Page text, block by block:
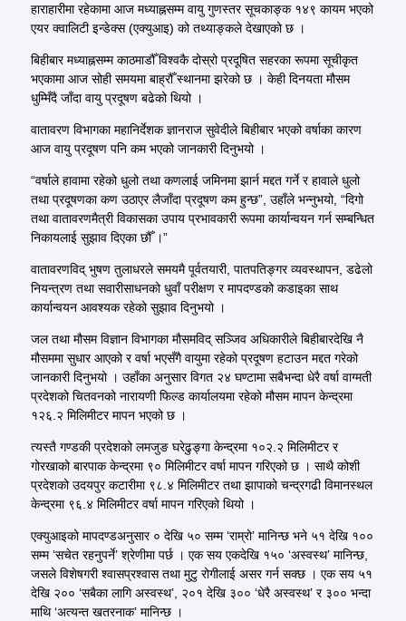
हाराहारीमा रहेकामा आज मध्याह्नसम्म वायु गुणस्तर सूचकाङ्क १४९ कायम भएको
एयर क्वालिटी इन्डेक्स (एक्युआइ) को तथ्याङ्कले देखाएको छ ।
बिहीबार मध्याह्नसम्म काठमाडौँ विश्वकै दोस्रो प्रदूषित सहरका रूपमा सूचीकृत
भएकामा आज सोही समयमा बाह्रौँ स्थानमा झरेको छ । केही दिनयता मौसम
धुम्मिँदै जाँदा वायु प्रदूषण बढेको थियो ।
वातावरण विभागकामहानिर्देशक ज्ञानराजसुवेदीलेबिहीबारभएको वर्षाका कारण
आज वायु प्रदूषण पनि कम भएको जानकारी दिनुभयो ।
“वर्षाले हावामा रहेकोधुलोतथा कणलाई जमिनमा झार्न मद्दत गर्ने र हावालेधुलो
तथा प्रदूषणका कण उठाएरलैजाँदाप्रदूषण कम हुन्छ”, उहाँलेभन्नुभयो, “दिगो
तथावातावरणमैत्रीविकासका उपाय प्रभावकारी रूपमा कार्यान्वयन गर्न सम्बन्धित
निकायलाई सुझाव दिएकाछौँ।”
वातावरणविद् भुषणतुलाधरले समयमैपूर्वतयारी, पातपतिङ्गर व्यवस्थापन, डढेलो
नियन्त्रण तथा सवारीसाधनको धुवाँ परीक्षण र मापदण्डको कडाइका साथ
कार्यान्वयन आवश्यक रहेको सुझाव दिनुभयो ।
जल तथा मौसम विज्ञान विभागका मौसमविद् सञ्जिवअधिकारीलेबिहीबारदेखिनै
मौसममा सुधार आएको र वर्षा भएसँगै वायुमा रहेको प्रदूषण हटाउन मद्दत गरेको
जानकारी दिनुभयो । उहाँकाअनुसार विगत २४ घण्टामा सबैभन्दा धेरै वर्षा वाग्मती
प्रदेशको चितवनको नारायणी फिल्ड कार्यालयमा रहेको मौसम मापन केन्द्रमा
१२६.२ मिलिमीटरमापन भएको छ ।
त्यस्तै गण्डकी प्रदेशको लमजुङ घरेढुङ्गाकेन्द्रमा १०२.२ मिलिमीटरर
गोरखाकोबारपाककेन्द्रमा ९० मिलिमीटरवर्षा मापन गरिएको छ । साथै कोशी
प्रदेशको उदयपुर कटारीमा ९८.४ मिलिमीटरतथा झापाकोचन्द्रगढीविमानस्थल
केन्द्रमा ९६.४ मिलिमीटरवर्षा मापन गरिएको थियो ।
एक्युआइकोमापदण्डअनुसार ० देखि ५० सम्म ‘राम्रो’ मानिन्छ भने ५१ देखि १००
सम्म ‘सचेत रहनुपर्ने’ श्रेणीमा पर्छ । एक सय एकदेखि १५० ‘अस्वस्थ’ मानिन्छ,
जसले विशेषगरी श्वासप्रश्वास तथा मुटु रोगीलाई असर गर्न सक्छ । एक सय ५१
देखि २०० ‘सबैका लागि अस्वस्थ’, २०१ देखि ३०० ‘धेरै अस्वस्थ’ र ३०० भन्दा
माथि ‘अत्यन्त खतरनाक’ मानिन्छ ।